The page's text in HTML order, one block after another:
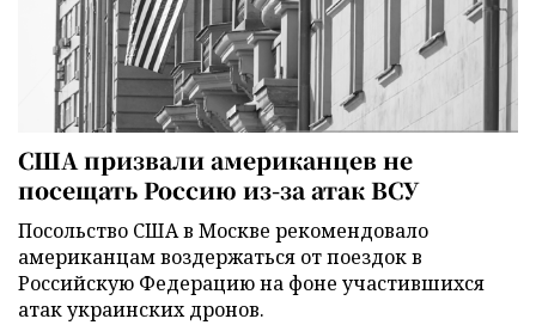
США призвали американцев не
посещать Россию из-за атак ВСУ
Посольство США в Москве рекомендовало
американцам воздержаться от поездок в
Российскую Федерацию на фоне участившихся
атак украинских дронов.